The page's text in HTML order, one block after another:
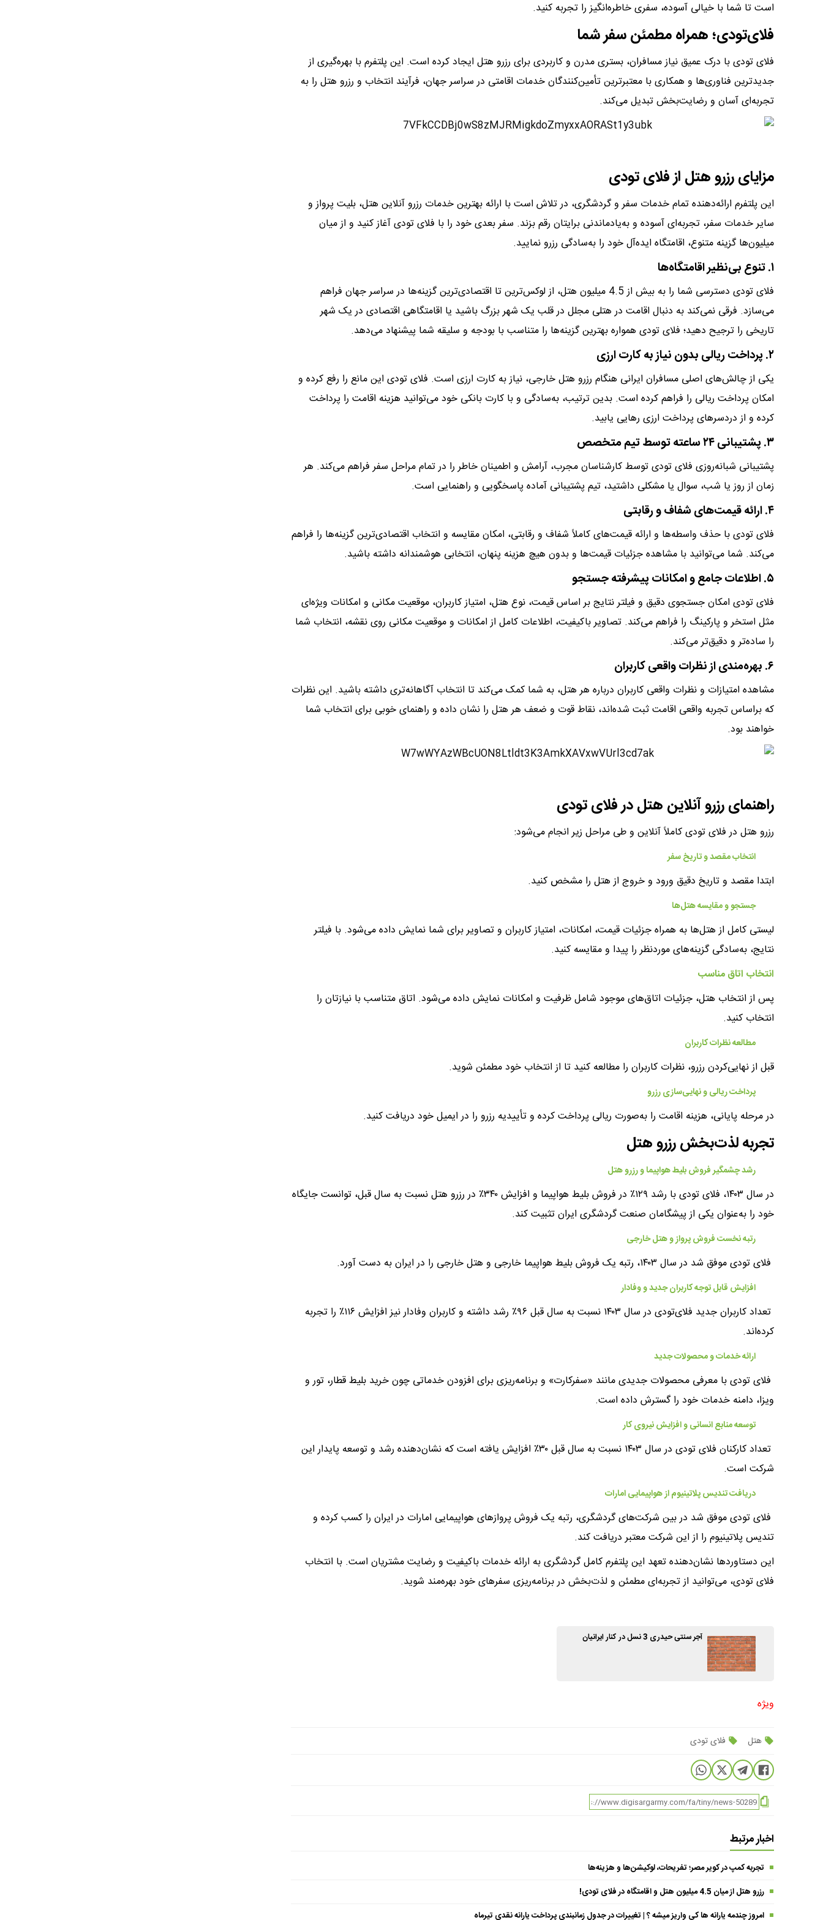
است تا شما با خیالی آسوده، سفری خاطره‌انگیز را تجربه کنید.
​​​فلای‌تودی؛ همراه مطمئن سفر شما
فلای تودی با درک عمیق نیاز مسافران، بستری مدرن و کاربردی برای رزرو هتل ایجاد کرده است. این پلتفرم با بهره‌گیری از
جدیدترین فناوری‌ها و همکاری با معتبرترین تأمین‌کنندگان خدمات اقامتی در سراسر جهان، فرآیند انتخاب و رزرو هتل را به
تجربه‌ای آسان و رضایت‌بخش تبدیل می‌کند.
​​​مزایای رزرو هتل از فلای تودی
این پلتفرم ارائه‌دهنده تمام خدمات سفر و گردشگری، در تلاش است با ارائه بهترین خدمات رزرو آنلاین هتل، بلیت پرواز و
سایر خدمات سفر، تجربه‌ای آسوده و به‌یادماندنی برایتان رقم بزند. سفر بعدی خود را با فلای تودی آغاز کنید و از میان
میلیون‌ها گزینه متنوع، اقامتگاه ایده‌آل خود را به‌سادگی رزرو نمایید.
​​​۱. تنوع بی‌نظیر اقامتگاه‌ها
فلای تودی دسترسی شما را به بیش از 4.5 میلیون هتل، از لوکس‌ترین تا اقتصادی‌ترین گزینه‌ها در سراسر جهان فراهم
می‌سازد. فرقی نمی‌کند به دنبال اقامت در هتلی مجلل در قلب یک شهر بزرگ باشید یا اقامتگاهی اقتصادی در یک شهر
تاریخی را ترجیح دهید؛ فلای تودی همواره بهترین گزینه‌ها را متناسب با بودجه و سلیقه شما پیشنهاد می‌دهد.
​​​۲. پرداخت ریالی بدون نیاز به کارت ارزی
یکی از چالش‌های اصلی مسافران ایرانی هنگام رزرو هتل خارجی، نیاز به کارت ارزی است. فلای تودی این مانع را رفع کرده و
امکان پرداخت ریالی را فراهم کرده است. بدین ترتیب، به‌سادگی و با کارت بانکی خود می‌توانید هزینه اقامت را پرداخت
کرده و از دردسرهای پرداخت ارزی رهایی یابید.
​​​۳. پشتیبانی ۲۴ ساعته توسط تیم متخصص
پشتیبانی شبانه‌روزی فلای تودی توسط کارشناسان مجرب، آرامش و اطمینان خاطر را در تمام مراحل سفر فراهم می‌کند. هر
زمان از روز یا شب، سوال یا مشکلی داشتید، تیم پشتیبانی آماده پاسخگویی و راهنمایی است.
​​​۴. ارائه قیمت‌های شفاف و رقابتی
فلای تودی با حذف واسطه‌ها و ارائه قیمت‌های کاملاً شفاف و رقابتی، امکان مقایسه و انتخاب اقتصادی‌ترین گزینه‌ها را فراهم
می‌کند. شما می‌توانید با مشاهده جزئیات قیمت‌ها و بدون هیچ هزینه پنهان، انتخابی هوشمندانه داشته باشید.
​​​۵. اطلاعات جامع و امکانات پیشرفته جستجو
فلای تودی امکان جستجوی دقیق و فیلتر نتایج بر اساس قیمت، نوع هتل، امتیاز کاربران، موقعیت مکانی و امکانات ویژه‌ای
مثل استخر و پارکینگ را فراهم می‌کند. تصاویر باکیفیت، اطلاعات کامل از امکانات و موقعیت مکانی روی نقشه، انتخاب شما
را ساده‌تر و دقیق‌تر می‌کند.
​​​۶. بهره‌مندی از نظرات واقعی کاربران
مشاهده امتیازات و نظرات واقعی کاربران درباره هر هتل، به شما کمک می‌کند تا انتخاب آگاهانه‌تری داشته باشید. این نظرات
که براساس تجربه واقعی اقامت ثبت شده‌اند، نقاط قوت و ضعف هر هتل را نشان داده و راهنمای خوبی برای انتخاب شما
خواهند بود.
​​​راهنمای رزرو آنلاین هتل در فلای تودی
رزرو هتل در فلای تودی کاملاً آنلاین و طی مراحل زیر انجام می‌شود:
انتخاب مقصد و تاریخ سفر
ابتدا مقصد و تاریخ دقیق ورود و خروج از هتل را مشخص کنید.
جستجو و مقایسه هتل‌ها
لیستی کامل از هتل‌ها به همراه جزئیات قیمت، امکانات، امتیاز کاربران و تصاویر برای شما نمایش داده می‌شود. با فیلتر
نتایج، به‌سادگی گزینه‌های موردنظر را پیدا و مقایسه کنید.
انتخاب اتاق مناسب
پس از انتخاب هتل، جزئیات اتاق‌های موجود شامل ظرفیت و امکانات نمایش داده می‌شود. اتاق متناسب با نیازتان را
انتخاب کنید.
مطالعه نظرات کاربران
قبل از نهایی‌کردن رزرو، نظرات کاربران را مطالعه کنید تا از انتخاب خود مطمئن شوید.
پرداخت ریالی و نهایی‌سازی رزرو
در مرحله پایانی، هزینه اقامت را به‌صورت ریالی پرداخت کرده و تأییدیه رزرو را در ایمیل خود دریافت کنید.
​​​تجربه‌ لذت‌بخش رزرو هتل
رشد چشمگیر فروش بلیط هواپیما و رزرو هتل
در سال ۱۴۰۳، فلای تودی با رشد ۱۲۹٪ در فروش بلیط هواپیما و افزایش ۳۴۰٪ در رزرو هتل نسبت به سال قبل، توانست جایگاه
خود را به‌عنوان یکی از پیشگامان صنعت گردشگری ایران تثبیت کند.
رتبه نخست فروش پرواز و هتل خارجی
فلای تودی موفق شد در سال ۱۴۰۳، رتبه یک فروش بلیط هواپیما خارجی و هتل خارجی را در ایران به دست آورد.
افزایش قابل توجه کاربران جدید و وفادار
تعداد کاربران جدید فلای‌تودی در سال ۱۴۰۳ نسبت به سال قبل ۹۶٪ رشد داشته و کاربران وفادار نیز افزایش ۱۱۶٪ را تجربه
کرده‌اند.
ارائه خدمات و محصولات جدید
فلای تودی با معرفی محصولات جدیدی مانند «سفرکارت» و برنامه‌ریزی برای افزودن خدماتی چون خرید بلیط قطار، تور و
ویزا، دامنه خدمات خود را گسترش داده است.
توسعه منابع انسانی و افزایش نیروی کار
تعداد کارکنان فلای تودی در سال ۱۴۰۳ نسبت به سال قبل ۳۰٪ افزایش یافته است که نشان‌دهنده رشد و توسعه پایدار این
شرکت است.
دریافت تندیس پلاتینیوم از هواپیمایی امارات
فلای تودی موفق شد در بین شرکت‌های گردشگری، رتبه یک فروش پروازهای هواپیمایی امارات در ایران را کسب کرده و
تندیس پلاتینیوم را از این شرکت معتبر دریافت کند.
این دستاوردها نشان‌دهنده تعهد این پلتفرم کامل گردشگری به ارائه خدمات باکیفیت و رضایت مشتریان است. با انتخاب
فلای تودی، می‌توانید از تجربه‌ای مطمئن و لذت‌بخش در برنامه‌ریزی سفرهای خود بهره‌مند شوید.
آجر سنتی حیدری 3 نسل در کنار ایرانیان
ویژه
هتل فلای تودی
اخبار مرتبط
تجربه کمپ در کویر مصر؛ تفریحات، لوکیشن‌ها و هزینه‌ها
رزرو هتل از میان 4.5 میلیون هتل و اقامتگاه در فلای تودی!
امروز چندمه یارانه ها کی واریز میشه ؟ | تغییرات در جدول زمانبندی پرداخت یارانه نقدی تیرماه